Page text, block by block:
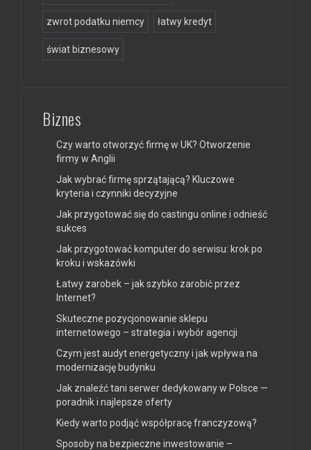
zwrot podatku niemcy łatwy kredyt
świat biznesowy
Biznes
Czy warto otworzyć firmę w UK? Otworzenie
firmy w Anglii
Jak wybrać firmę sprzątającą? Kluczowe
kryteria i czynniki decyzyjne
Jak przygotować się do castingu online i odnieść
sukces
Jak przygotować komputer do serwisu: krok po
kroku i wskazówki
Łatwy zarobek – jak szybko zarobić przez
Internet?
Skuteczne pozycjonowanie sklepu
internetowego – strategia i wybór agencji
Czym jest audyt energetyczny i jak wpływa na
modernizację budynku
Jak znaleźć tani serwer dedykowany w Polsce —
poradnik i najlepsze oferty
Kiedy warto podjąć współpracę franczyzową?
Sposoby na bezpieczne inwestowanie –